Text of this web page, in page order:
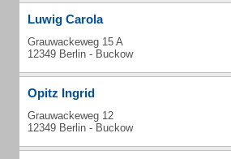
Luwig Carola
Grauwackeweg 15 A
12349 Berlin - Buckow
Opitz Ingrid
Grauwackeweg 12
12349 Berlin - Buckow